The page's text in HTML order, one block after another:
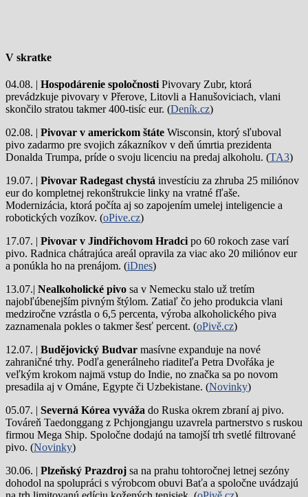
V skratke
04.08. | Hospodárenie spoločnosti Pivovary Zubr, ktorá
prevádzkuje pivovary v Přerove, Litovli a Hanušoviciach, vlani
skončilo stratou takmer 400-tisíc eur. (Deník.cz)
02.08. | Pivovar v americkom štáte Wisconsin, ktorý sľuboval
pivo zadarmo pre svojich zákazníkov v deň úmrtia prezidenta
Donalda Trumpa, príde o svoju licenciu na predaj alkoholu. (TA3)
19.07. | Pivovar Radegast chystá investíciu za zhruba 25 miliónov
eur do kompletnej rekonštrukcie linky na vratné fľaše.
Modernizácia, ktorá počíta aj so zapojením umelej inteligencie a
robotických vozíkov. (oPive.cz)
17.07. | Pivovar v Jindřichovom Hradci po 60 rokoch zase varí
pivo. Radnica chátrajúca areál opravila za viac ako 20 miliónov eur
a ponúkla ho na prenájom. (iDnes)
13.07.| Nealkoholické pivo sa v Nemecku stalo už tretím
najobľúbenejším pivným štýlom. Zatiaľ čo jeho produkcia vlani
medziročne vzrástla o 6,5 percenta, výroba alkoholického piva
zaznamenala pokles o takmer šesť percent. (oPivě.cz)
12.07. | Budějovický Budvar masívne expanduje na nové
zahraničné trhy. Podľa generálneho riaditeľa Petra Dvořáka je
veľkým krokom najmä vstup do Indie, no značka sa po novom
presadila aj v Ománe, Egypte či Uzbekistane. (Novinky)
05.07. | Severná Kórea vyváža do Ruska okrem zbraní aj pivo.
Továreň Taedonggang z Pchjongjangu uzavrela partnerstvo s ruskou
firmou Mega Ship. Spoločne dodajú na tamojší trh svetlé filtrované
pivo. (Novinky)
30.06. | Plzeňský Prazdroj sa na prahu tohtoročnej letnej sezóny
dohodol na spolupráci s výrobcom obuvi Baťa a spoločne uvádzajú